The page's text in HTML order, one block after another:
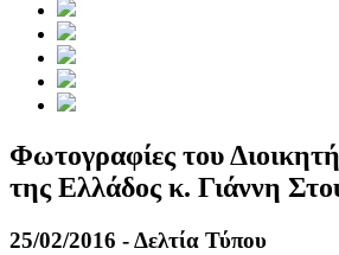
Φωτογραφίες του
της Ελλάδος κ. Γιάννη
25/02/2016 - Δελτία Τύπου